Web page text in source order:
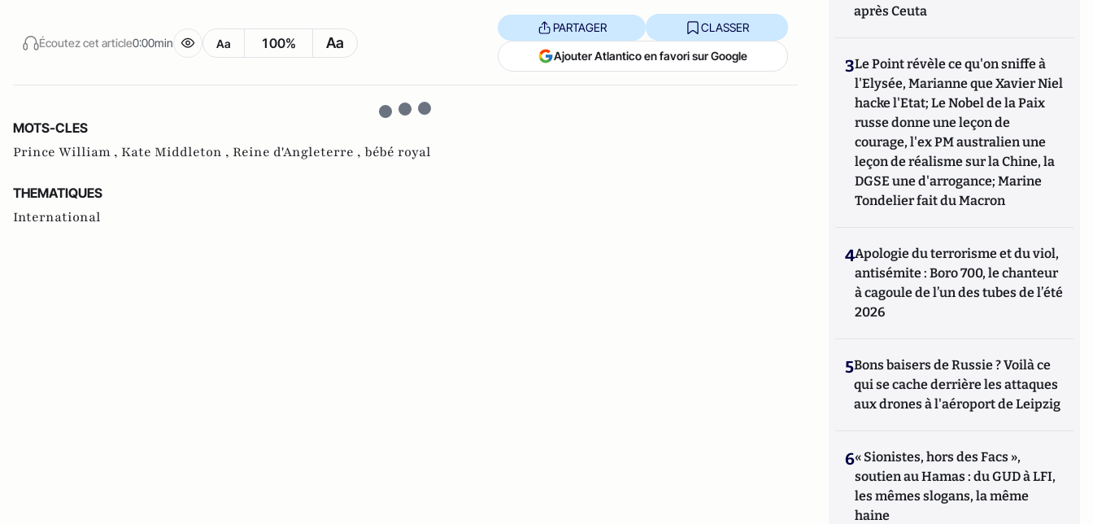
Écoutez cet article0:00min Aa 100% Aa
PARTAGER CLASSER
Ajouter Atlantico en favori sur Google
MOTS-CLES
Prince William , Kate Middleton , Reine d'Angleterre , bébé royal
THEMATIQUES
International
après Ceuta
3Le Point révèle ce qu'on sniffe à
l'Elysée, Marianne que Xavier Niel
hacke l'Etat; Le Nobel de la Paix
russe donne une leçon de
courage, l'ex PM australien une
leçon de réalisme sur la Chine, la
DGSE une d'arrogance; Marine
Tondelier fait du Macron
4Apologie du terrorisme et du viol,
antisémite : Boro 700, le chanteur
à cagoule de l’un des tubes de l’été
2026
5Bons baisers de Russie ? Voilà ce
qui se cache derrière les attaques
aux drones à l'aéroport de Leipzig
6« Sionistes, hors des Facs »,
soutien au Hamas : du GUD à LFI,
les mêmes slogans, la même
haine